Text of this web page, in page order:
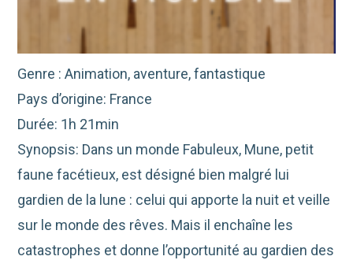
Genre : Animation, aventure, fantastique
Pays d’origine: France
Durée: 1h 21min
Synopsis: Dans un monde Fabuleux, Mune, petit
faune facétieux, est désigné bien malgré lui
gardien de la lune : celui qui apporte la nuit et veille
sur le monde des rêves. Mais il enchaîne les
catastrophes et donne l’opportunité au gardien des